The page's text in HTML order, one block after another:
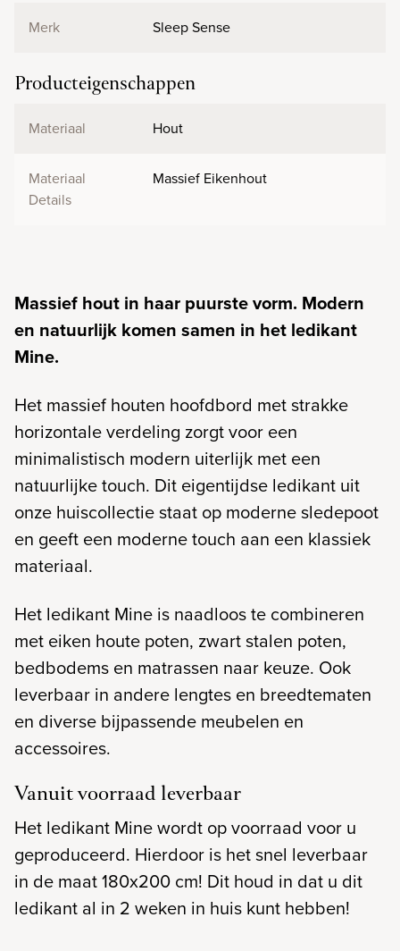
Merk Sleep Sense
Producteigenschappen
Materiaal Hout
Materiaal
Details
Massief Eikenhout
Massief hout in haar puurste vorm. Modern
en natuurlijk komen samen in het ledikant
Mine.
Het massief houten hoofdbord met strakke
horizontale verdeling zorgt voor een
minimalistisch modern uiterlijk met een
natuurlijke touch. Dit eigentijdse ledikant uit
onze huiscollectie staat op moderne sledepoot
en geeft een moderne touch aan een klassiek
materiaal.
Het ledikant Mine is naadloos te combineren
met eiken houte poten, zwart stalen poten,
bedbodems en matrassen naar keuze. Ook
leverbaar in andere lengtes en breedtematen
en diverse bijpassende meubelen en
accessoires.
Vanuit voorraad leverbaar
Het ledikant Mine wordt op voorraad voor u
geproduceerd. Hierdoor is het snel leverbaar
in de maat 180x200 cm! Dit houd in dat u dit
ledikant al in 2 weken in huis kunt hebben!